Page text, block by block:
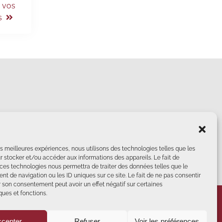
meilleures expériences, nous utilisons des technologies telles que les
stocker et/ou accéder aux informations des appareils. Le fait de
technologies nous permettra de traiter des données telles que le
de navigation ou les ID uniques sur ce site. Le fait de ne pas consentir
son consentement peut avoir un effet négatif sur certaines
et fonctions.
vos